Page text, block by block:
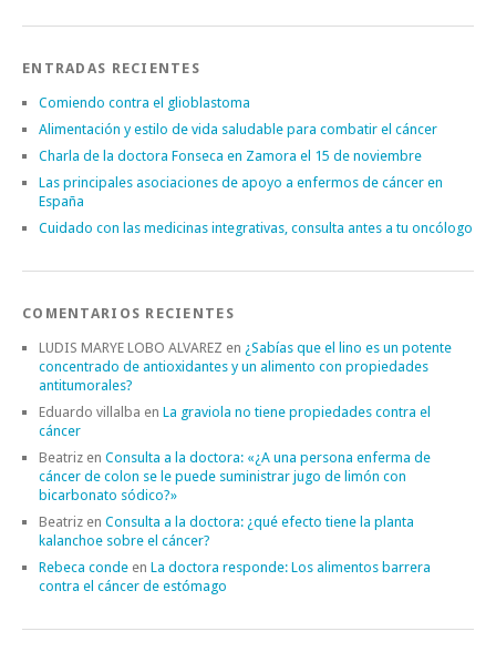
ENTRADAS RECIENTES
Comiendo contra el glioblastoma
Alimentación y estilo de vida saludable para combatir el cáncer
Charla de la doctora Fonseca en Zamora el 15 de noviembre
Las principales asociaciones de apoyo a enfermos de cáncer en
España
Cuidado con las medicinas integrativas, consulta antes a tu oncólogo
COMENTARIOS RECIENTES
LUDIS MARYE LOBO ALVAREZ en ¿Sabías que el lino es un potente
concentrado de antioxidantes y un alimento con propiedades
antitumorales?
Eduardo villalba en La graviola no tiene propiedades contra el
cáncer
Beatriz en Consulta a la doctora: «¿A una persona enferma de
cáncer de colon se le puede suministrar jugo de limón con
bicarbonato sódico?»
Beatriz en Consulta a la doctora: ¿qué efecto tiene la planta
kalanchoe sobre el cáncer?
Rebeca conde en La doctora responde: Los alimentos barrera
contra el cáncer de estómago